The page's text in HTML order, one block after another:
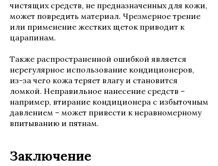
чистящих средств, не предназначенных для кожи,
может повредить материал. Чрезмерное трение
или применение жестких щеток приводит к
царапинам.
Также распространенной ошибкой является
нерегулярное использование кондиционеров,
из-за чего кожа теряет влагу и становится
ломкой. Неправильное нанесение средств –
например, втирание кондиционера с избыточным
давлением – может привести к неравномерному
впитыванию и пятнам.
Заключение